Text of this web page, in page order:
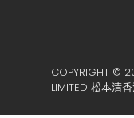
COPYRIGHT ©
LIMITED 松本清